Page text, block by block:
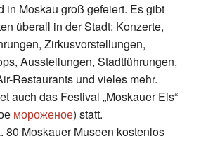
in Moskau groß gefeiert. Es gibt
überall in der Stadt: Konzerte,
Zirkusvorstellungen,
Ausstellungen, Stadtführungen,
Restaurants und vieles mehr.
auch das Festival „Moskauer Eis“
мороженое) statt.
80 Moskauer Museen kostenlos